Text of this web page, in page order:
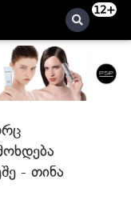
12+
- თინა